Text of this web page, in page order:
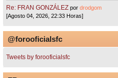
Re: FRAN GONZÁLEZ pordrodgom
[Agosto 04, 2026, 22:33 Horas]
@forooficialsfc
Tweets by forooficialsfc